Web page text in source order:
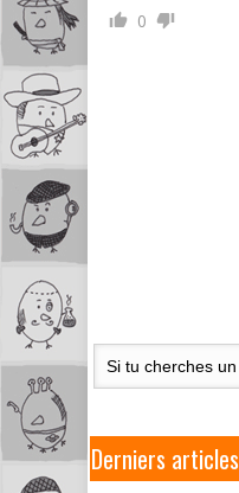
0
Derniers articles